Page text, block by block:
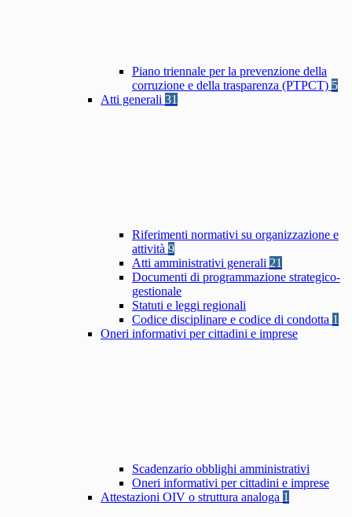
Piano triennale per la prevenzione della
corruzione e della trasparenza (PTPCT) 5
Atti generali 31
Riferimenti normativi su organizzazione e
attività 9
Atti amministrativi generali 21
Documenti di programmazione strategico-
gestionale
Statuti e leggi regionali
Codice disciplinare e codice di condotta 1
Oneri informativi per cittadini e imprese
Scadenzario obblighi amministrativi
Oneri informativi per cittadini e imprese
Attestazioni OIV o struttura analoga 1